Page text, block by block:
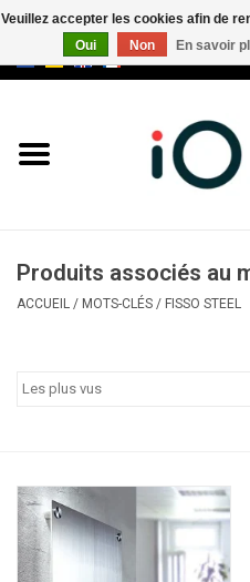
Marques
Appelez-nous au +32 3 353 67
Produits associés au
ACCUEIL / MOTS-CLÉS / FISSO STEEL
Veuillez accepter les cookies afin de
Oui
Non En savoir